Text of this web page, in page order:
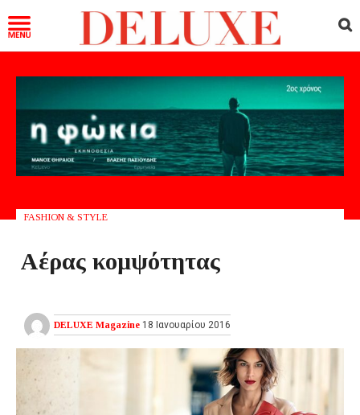
FASHION & STYLE
Αέρας κομψότητας
DELUXE Magazine 18 Ιανουαρίου 2016